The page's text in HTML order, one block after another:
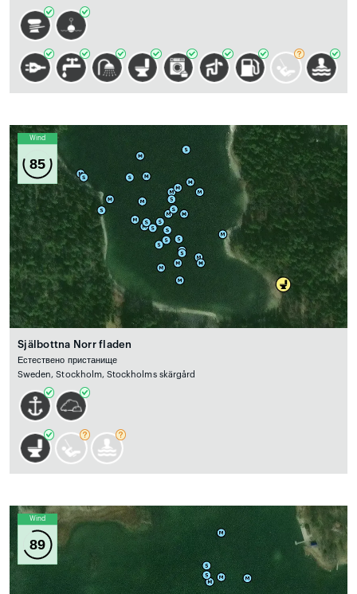
Wind
85
Själbottna Norr fladen
Естествено пристанище
Sweden, Stockholm, Stockholms skärgård
Wind
89